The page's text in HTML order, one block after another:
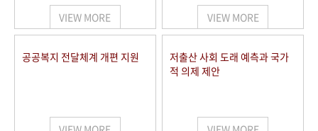
VIEW MORE VIEW MORE
공공복지 전달체계 개편 지원
저출산 사회 도래 예측과 국가
적 의제 제안